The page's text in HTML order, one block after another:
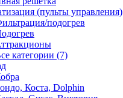
(пульты управления)
подогрев
категории (7)
Коста, Dolphin